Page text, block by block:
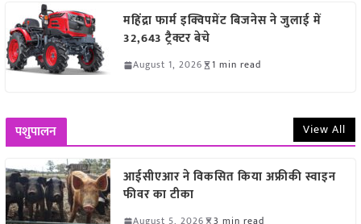
महिंद्रा फार्म इक्विपमेंट बिजनेस ने जुलाई में
32,643 ट्रैक्टर बेचे
August 1, 2026 1 min read
पशुपालन View All
आईसीएआर ने विकसित किया अफ्रीकी स्वाइन
फीवर का टीका